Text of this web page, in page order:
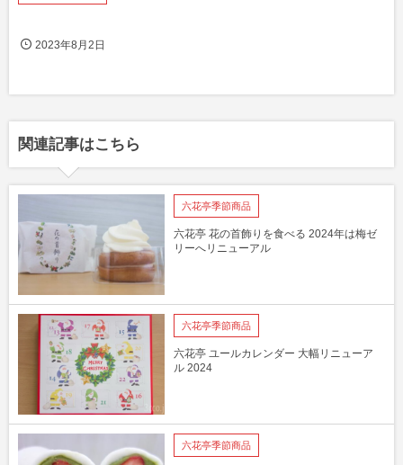
2023年8月2日
関連記事はこちら
六花亭季節商品
六花亭 花の首飾りを食べる 2024年は梅ゼ
リーへリニューアル
六花亭季節商品
六花亭 ユールカレンダー 大幅リニューア
ル 2024
六花亭季節商品